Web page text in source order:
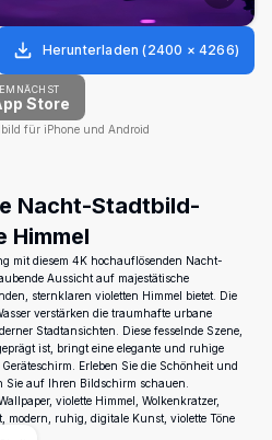
Herunterladen (2400 × 4266)
Store
für iPhone und Android
Nacht-Stadtbild-
Himmel
mit diesem 4K hochauflösenden Nacht-
Aussicht auf majestätische
sternklaren violetten Himmel bietet. Die
verstärken die traumhafte urbane
Stadtansichten. Diese fesselnde Szene,
ist, bringt eine elegante und ruhige
Erleben Sie die Schönheit und
Sie auf Ihren Bildschirm schauen.
violette Himmel, Wolkenkratzer,
modern, ruhig, digitale Kunst, violette Töne